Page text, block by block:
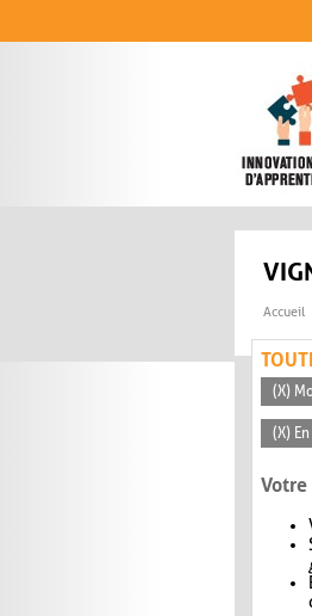
Accueil
(X)
(X)
Votre